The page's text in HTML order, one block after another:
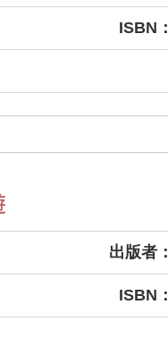
ISBN：
出版者：
ISBN：